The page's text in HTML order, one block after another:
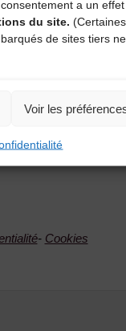
a un effet
du site. (Certaines
de sites tiers ne
Voir les
- Cookies